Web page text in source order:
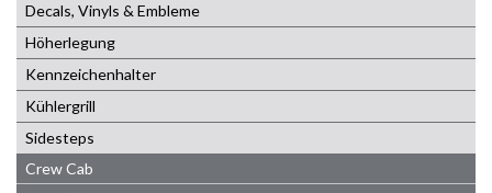
Decals, Vinyls & Embleme
Höherlegung
Kennzeichenhalter
Kühlergrill
Sidesteps
Crew Cab